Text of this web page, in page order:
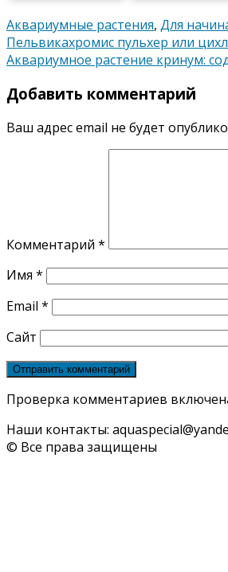
Аквариумные растения, Для
Навигация
по
записям
Пельвикахромис пульхер или
Аквариумное растение кринум:
Добавить комментарий
Ваш адрес email не будет
Комментарий *
Имя *
Email *
Сайт
Проверка комментариев
Наши контакты:
© Все права защищены